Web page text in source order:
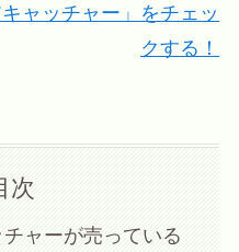
ャッチャー」をチェッ
クする！
次
ャーが売っている